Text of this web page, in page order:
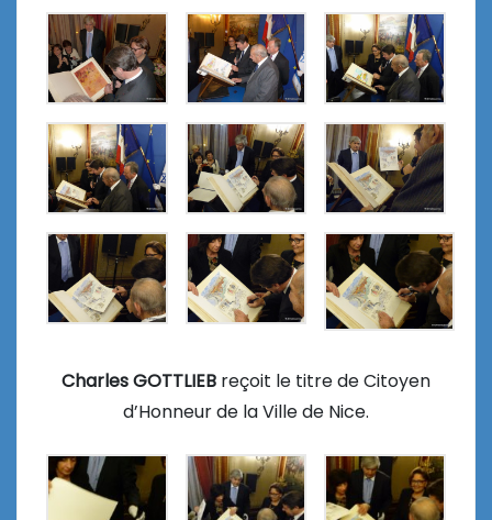
Charles GOTTLIEB reçoit le titre de Citoyen
d’Honneur de la Ville de Nice.